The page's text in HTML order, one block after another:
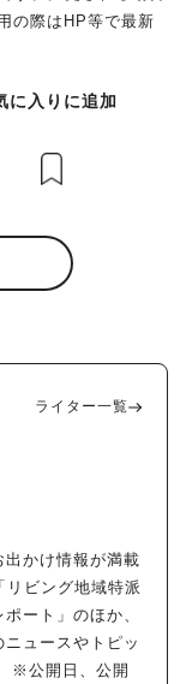
の際はHP等で最新
に入りに追加
ライター一覧
かけ情報が満載
ビング地域特派
ート」のほか、
ニュースやトピッ
※公開日、公開